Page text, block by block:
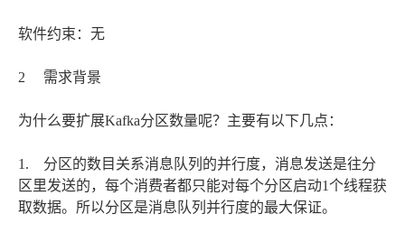
软件约束：无
2 需求背景
为什么要扩展Kafka分区数量呢？主要有以下几点：
1. 分区的数目关系消息队列的并行度，消息发送是往分
区里发送的，每个消费者都只能对每个分区启动1个线程获
取数据。所以分区是消息队列并行度的最大保证。